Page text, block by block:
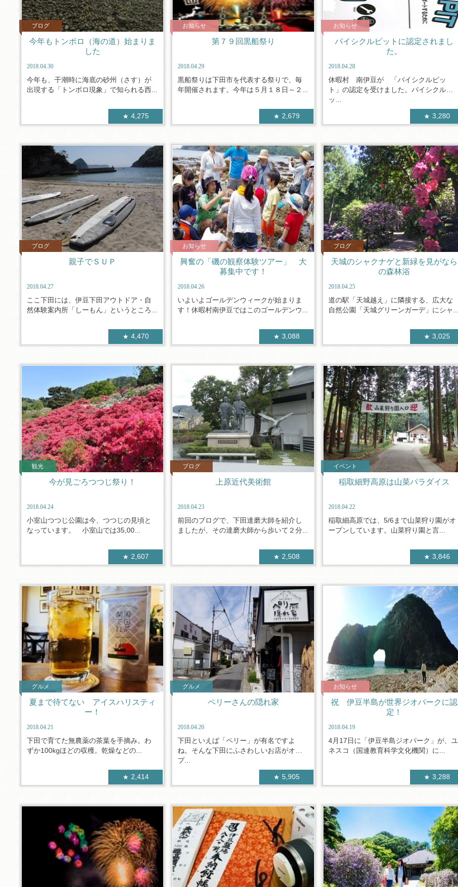
ブログ
今年もトンボロ（海の道）始まりま
した
2018.04.30
今年も、干潮時に海底の砂州（さす）が
出現する「トンボロ現象」で知られる西...
4,275
お知らせ
第７９回黒船祭り
2018.04.29
黒船祭りは下田市を代表する祭りで、毎
年開催されます。今年は５月１８日～２...
2,679
お知らせ
バイシクルピットに認定されまし
た。
2018.04.28
休暇村 南伊豆が 「バイシクルピッ
ト」の認定を受けました。バイシクルピ
ッ...
3,280
ブログ
親子でＳＵＰ
2018.04.27
ここ下田には、伊豆下田アウトドア・自
然体験案内所「しーもん」というところ...
4,470
お知らせ
興奮の「磯の観察体験ツアー」 大
募集中です！
2018.04.26
いよいよゴールデンウィークが始まりま
す！休暇村南伊豆ではこのゴールデンウ...
3,088
ブログ
天城のシャクナゲと新緑を見がなら
の森林浴
2018.04.25
道の駅「天城越え」に隣接する、広大な
自然公園「天城グリーンガーデ」にシャ...
3,025
観光
今が見ごろつつじ祭り！
2018.04.24
小室山つつじ公園は今、つつじの見頃と
なっています。 小室山では35,00...
2,607
ブログ
上原近代美術館
2018.04.23
前回のブログで、下田達磨大師を紹介し
ましたが、その達磨大師から歩いて２分...
2,508
イベント
稲取細野高原は山菜パラダイス
2018.04.22
稲取細高原では、5/6まで山菜狩り園がオ
ープンしています。山菜狩り園と言...
3,846
グルメ
夏まで待てない アイスハリスティ
ー！
2018.04.21
下田で育てた無農薬の茶葉を手摘み。わ
ずか100kgほどの収穫。乾燥などの...
2,414
グルメ
ペリーさんの隠れ家
2018.04.20
下田といえば「ペリー」が有名ですよ
ね。そんな下田にふさわしいお店がオー
プ...
5,905
お知らせ
祝 伊豆半島が世界ジオパークに認
定！
2018.04.19
4月17日に「伊豆半島ジオパーク」が、ユ
ネスコ（国連教育科学文化機関）に...
3,288